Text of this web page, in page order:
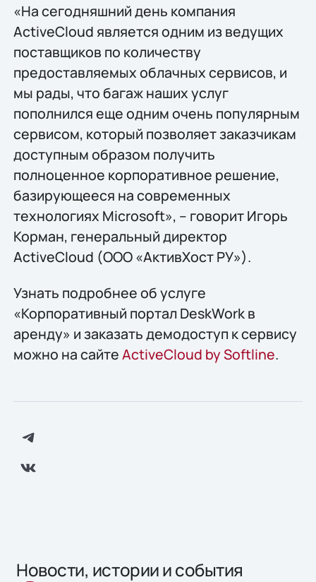
«На сегодняшний день компания
ActiveCloud является одним из ведущих
поставщиков по количеству
предоставляемых облачных сервисов, и
мы рады, что багаж наших услуг
пополнился еще одним очень популярным
сервисом, который позволяет заказчикам
доступным образом получить
полноценное корпоративное решение,
базирующееся на современных
технологиях Microsoft», – говорит Игорь
Корман, генеральный директор
ActiveCloud (ООО «АктивХост РУ»).
Узнать подробнее об услуге
«Корпоративный портал DeskWork в
аренду» и заказать демодоступ к сервису
можно на сайтеActiveCloud by Softline.
Новости, истории и события